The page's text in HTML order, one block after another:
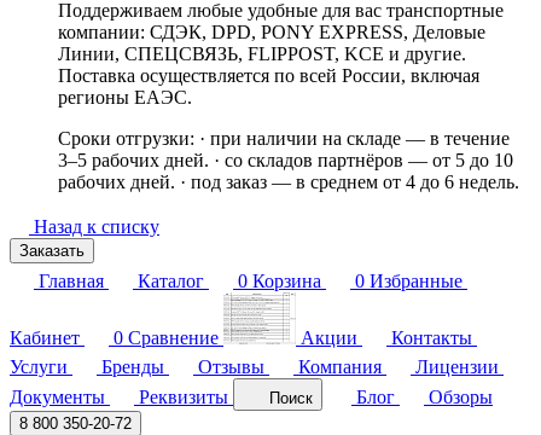
Поддерживаем любые удобные для вас транспортные
компании: СДЭК, DPD, PONY EXPRESS, Деловые
Линии, СПЕЦСВЯЗЬ, FLIPPOST, KCE и другие.
Поставка осуществляется по всей России, включая
регионы ЕАЭС.
Сроки отгрузки: · при наличии на складе — в течение
3–5 рабочих дней. · со складов партнёров — от 5 до 10
рабочих дней. · под заказ — в среднем от 4 до 6 недель.
Назад к списку
Заказать
Главная Каталог 0 Корзина 0 Избранные
Кабинет 0 Сравнение Акции
Контакты
Услуги
Бренды Отзывы Компания
Лицензии
Документы
Реквизиты Поиск Блог Обзоры
8 800 350-20-72